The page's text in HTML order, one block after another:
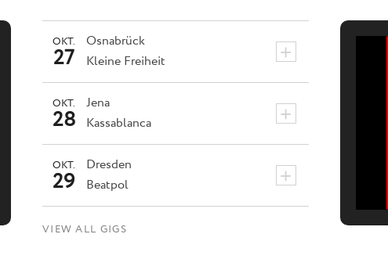
Osnabrück +
OKT.
27 Kleine Freiheit
Jena +
OKT.
28 Kassablanca
Dresden +
OKT.
29 Beatpol
VIEW ALL GIGS